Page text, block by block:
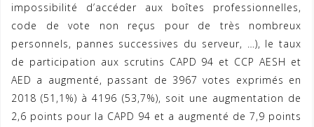
impossibilité d’accéder aux boîtes professionnelles,
code de vote non reçus pour de très nombreux
personnels, pannes successives du serveur, …), le taux
de participation aux scrutins CAPD 94 et CCP AESH et
AED a augmenté, passant de 3967 votes exprimés en
2018 (51,1%) à 4196 (53,7%), soit une augmentation de
2,6 points pour la CAPD 94 et a augmenté de 7,9 points